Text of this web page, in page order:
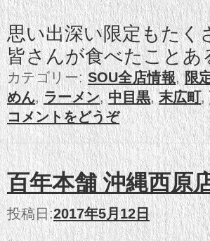
思い出深い限定もたく
皆さんが食べたこと
カテゴリー: SOU全店情報,限
めん,ラーメン,中目黒,末広町,
コメントをどうぞ
百年本舗 沖縄西
投稿日:2017年5月12日